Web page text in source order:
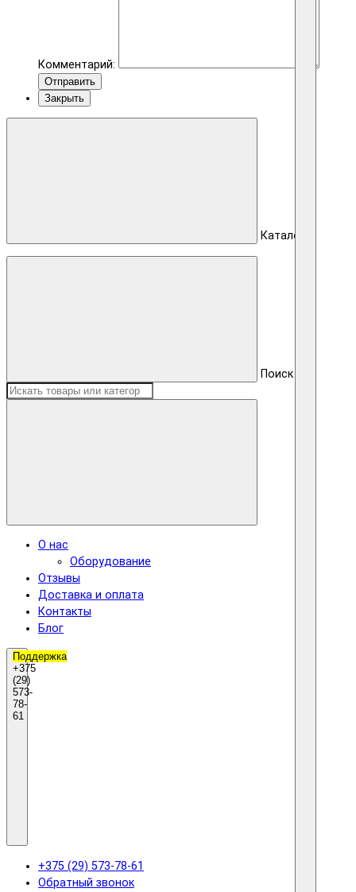
Комментарий:
Отправить
Закрыть
Каталог
Поиск
О нас
Оборудование
Отзывы
Доставка и оплата
Контакты
Блог
Поддержка
+375
(29)
573-
78-
61
+375 (29) 573-78-61
Обратный звонок